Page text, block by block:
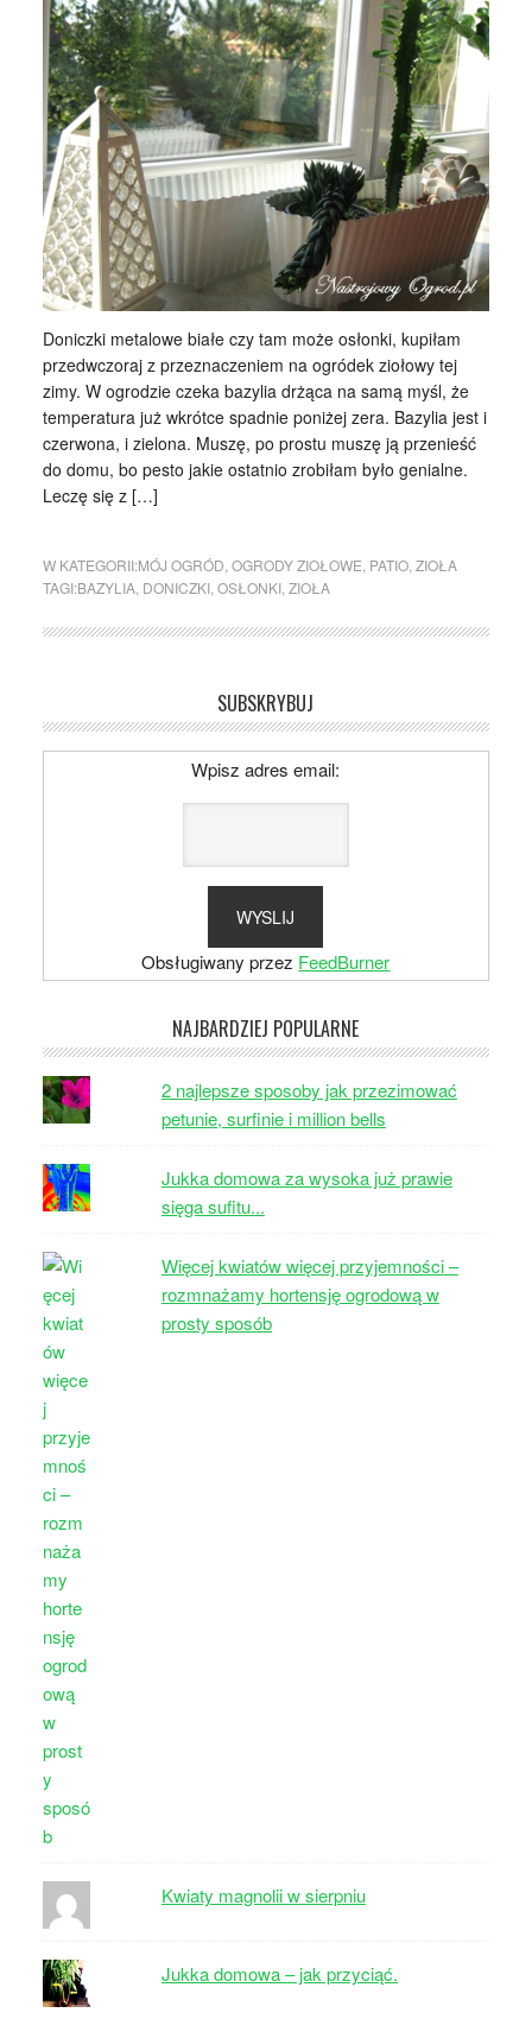
Doniczki metalowe białe czy tam może osłonki, kupiłam
przedwczoraj z przeznaczeniem na ogródek ziołowy tej
zimy. W ogrodzie czeka bazylia drżąca na samą myśl, że
temperatura już wkrótce spadnie poniżej zera. Bazylia jest i
czerwona, i zielona. Muszę, po prostu muszę ją przenieść
do domu, bo pesto jakie ostatnio zrobiłam było genialne.
Leczę się z […]
W KATEGORII:MÓJ OGRÓD OGRODY ZIOŁOWE PATIO, ZIOŁA
TAGI:BAZYLIA, DONICZKI, OSŁONKI, ZIOŁA
SUBSKRYBUJ
Wpisz adres email:
Obsługiwany przez FeedBurner
NAJBARDZIEJ POPULARNE
2 najlepsze sposoby jak przezimować
petunie, surfinie i million bells
Jukka domowa za wysoka już prawie
sięga sufitu...
Więcej kwiatów więcej przyjemności –
rozmnażamy hortensję ogrodową w
prosty sposób
Kwiaty magnolii w sierpniu
Jukka domowa – jak przyciąć.